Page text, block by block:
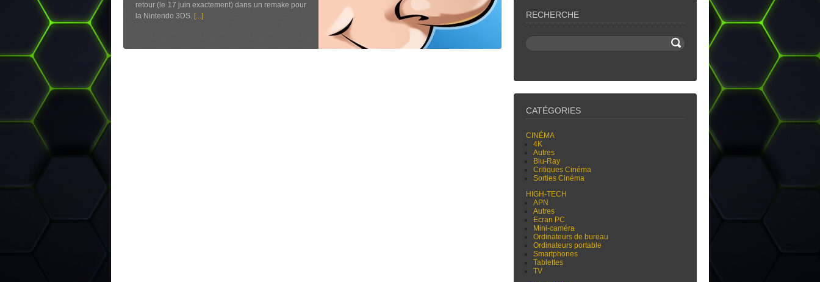
retour (le 17 juin exactement) dans un remake pour
la Nintendo 3DS. [...] RECHERCHE
CATÉGORIES
CINÉMA
4K
Autres
Blu-Ray
Critiques Cinéma
Sorties Cinéma
HIGH-TECH
APN
Autres
Ecran PC
Mini-caméra
Ordinateurs de bureau
Ordinateurs portable
Smartphones
Tablettes
TV